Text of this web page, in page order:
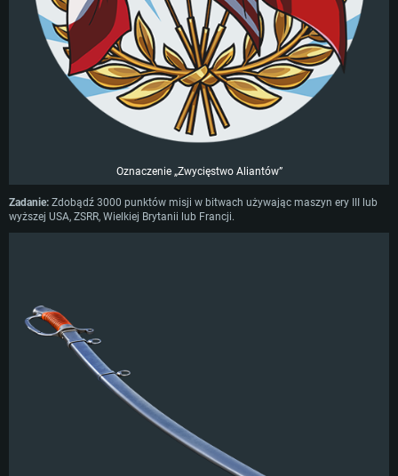
Oznaczenie „Zwycięstwo Aliantów”
Zadanie: Zdobądź 3000 punktów misji w bitwach używając maszyn ery III lub
wyższej USA, ZSRR, Wielkiej Brytanii lub Francji.